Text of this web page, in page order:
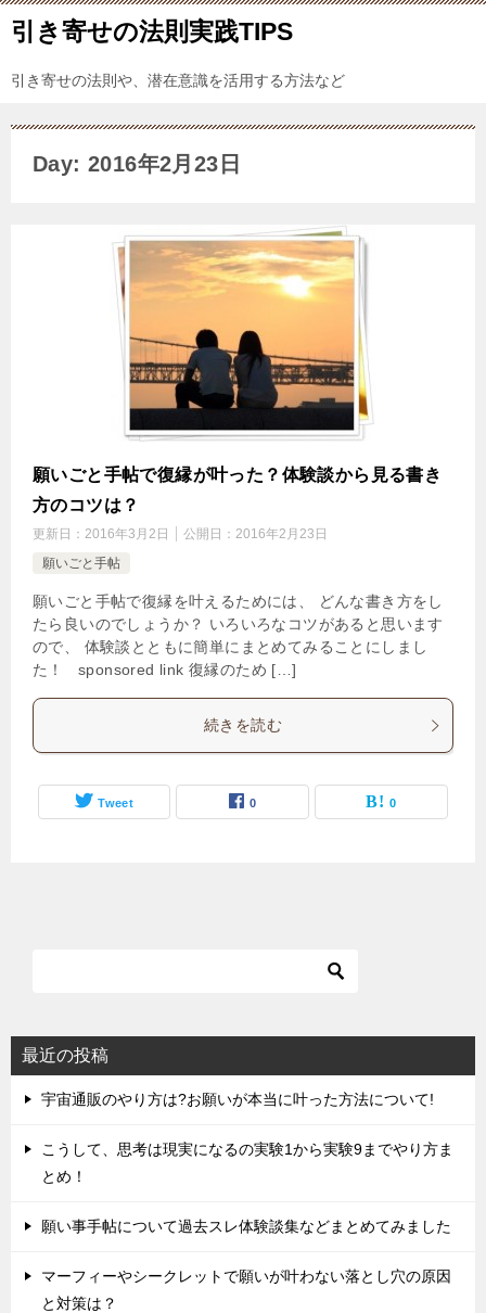
引き寄せの法則実践TIPS
引き寄せの法則や、潜在意識を活用する方法など
Day: 2016年2月23日
願いごと手帖で復縁が叶った？体験談から見る書き
方のコツは？
更新日： 2016年3月2日 公開日： 2016年2月23日
願いごと手帖
願いごと手帖で復縁を叶えるためには、 どんな書き方をし
たら良いのでしょうか？ いろいろなコツがあると思います
ので、 体験談とともに簡単にまとめてみることにしまし
た！ sponsored link 復縁のため […]
続きを読む
Tweet 0 0
最近の投稿
宇宙通販のやり方は?お願いが本当に叶った方法について!
こうして、思考は現実になるの実験1から実験9までやり方ま
とめ！
願い事手帖について過去スレ体験談集などまとめてみました
マーフィーやシークレットで願いが叶わない落とし穴の原因
と対策は？